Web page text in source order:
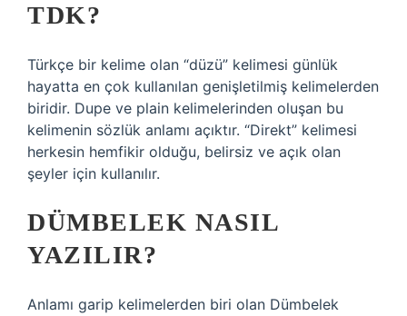
TDK?
Türkçe bir kelime olan “düzü” kelimesi günlük
hayatta en çok kullanılan genişletilmiş kelimelerden
biridir. Dupe ve plain kelimelerinden oluşan bu
kelimenin sözlük anlamı açıktır. “Direkt” kelimesi
herkesin hemfikir olduğu, belirsiz ve açık olan
şeyler için kullanılır.
DÜMBELEK NASIL
YAZILIR?
Anlamı garip kelimelerden biri olan Dümbelek